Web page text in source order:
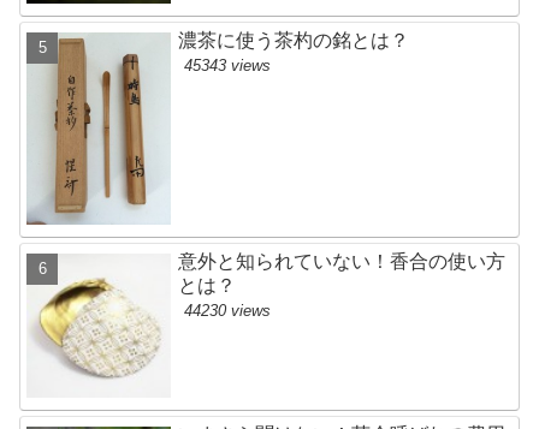
濃茶に使う茶杓の銘とは？
45343 views
意外と知られていない！香合の使い方
とは？
44230 views